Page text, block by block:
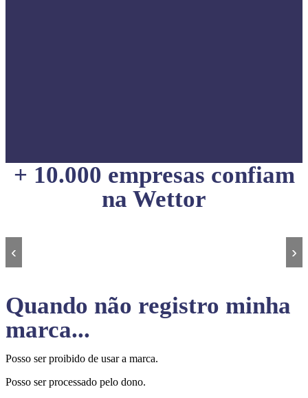
+ 10.000 empresas confiam
na Wettor
‹ ›
Quando não registro minha
marca...
Posso ser proibido de usar a marca.
Posso ser processado pelo dono.